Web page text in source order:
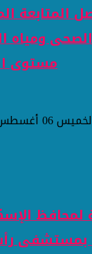
ومياه
مستوى
06 أغسطس 2026 08:45 مساءً
لمحافظ
بمستشفى